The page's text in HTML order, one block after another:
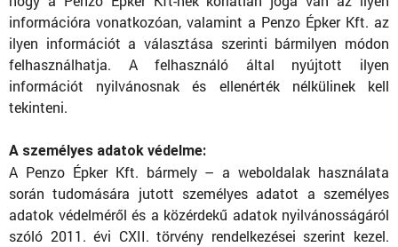
információra vonatkozóan, valamint a Penzo Épker Kft. az
ilyen információt a választása szerinti bármilyen módon
felhasználhatja. A felhasználó által nyújtott ilyen
információt nyilvánosnak és ellenérték nélkülinek kell
tekinteni.
A személyes adatok védelme:
A Penzo Épker Kft. bármely – a weboldalak használata
során tudomására jutott személyes adatot a személyes
adatok védelméről és a közérdekű adatok nyilvánosságáról
szóló 2011. évi CXII. törvény rendelkezései szerint kezel.